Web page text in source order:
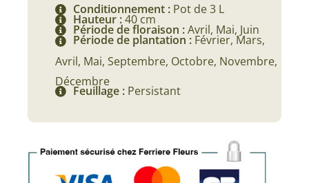
Conditionnement : Pot de 3 L
Hauteur :40 cm
Période de floraison :Avril, Mai, Juin
Période de plantation : Février, Mars,
Avril, Mai, Septembre, Octobre, Novembre,
Décembre
Feuillage : Persistant